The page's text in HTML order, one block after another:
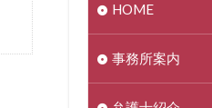
HOME
事務所案内